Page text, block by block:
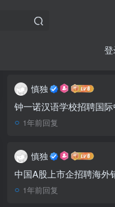
1 无需
行推出收
陷入“债务
韩
慎独
钟一诺汉语学校招聘国
1年前回复
慎独
中国A股上市企招聘海外
1年前回复